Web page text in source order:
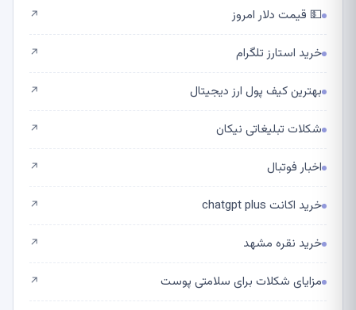
💵 قیمت دلار امروز ↗
خرید استارز تلگرام ↗
بهترین کیف پول ارز دیجیتال ↗
شکلات تبلیغاتی نیکان ↗
اخبار فوتبال ↗
خرید اکانت chatgpt plus ↗
خرید نقره مشهد ↗
مزایای شکلات برای سلامتی پوست ↗